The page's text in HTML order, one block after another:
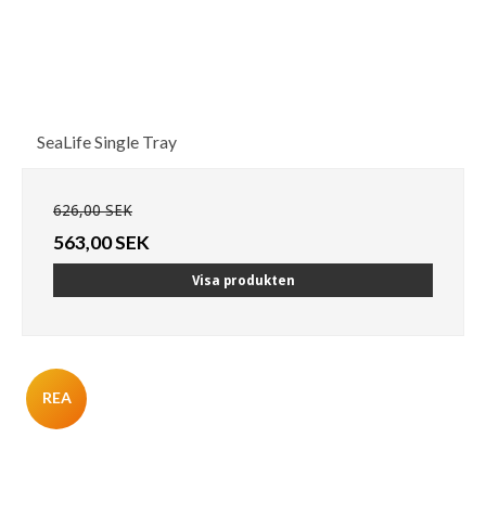
SeaLife Single Tray
626,00 SEK
563,00 SEK
Visa produkten
REA